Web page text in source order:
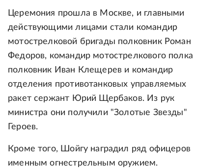
Церемония прошла в Москве, и главными
действующими лицами стали командир
мотострелковой бригады полковник Роман
Федоров, командир мотострелкового полка
полковник Иван Клещерев и командир
отделения противотанковых управляемых
ракет сержант Юрий Щербаков. Из рук
министра они получили "Золотые Звезды"
Героев.
Кроме того, Шойгу наградил ряд офицеров
именным огнестрельным оружием.